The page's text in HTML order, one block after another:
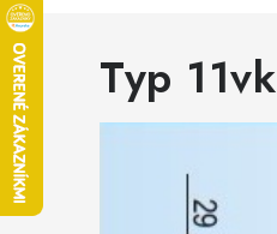
Typ 11vk